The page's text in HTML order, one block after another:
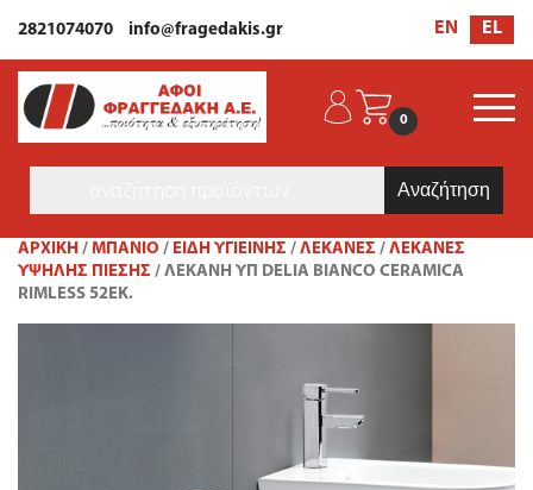
2821074070 info@fragedakis.gr EN EL
0
ΑΡΧΙΚΉ / ΜΠΑΝΙΟ / ΕΊΔΗ ΥΓΙΕΙΝΉΣ / ΛΕΚΆΝΕΣ / ΛΕΚΆΝΕΣ
ΥΨΗΛΉΣ ΠΊΕΣΗΣ / ΛΕΚΆΝΗ ΥΠ DELIA BIANCO CERAMICA
RIMLESS 52ΕΚ.